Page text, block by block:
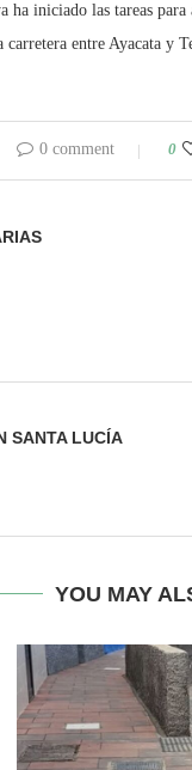
iniciado las tareas
entre Ayacata y
0 comment 0
SANTA LUCÍA
YOU MAY